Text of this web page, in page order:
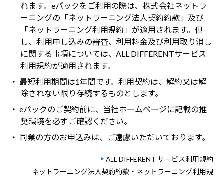
れます。eパックをご利用の際は、株式会社ネットラ
ーニングの「ネットラーニング法人契約約款」及び
「ネットラーニング利用規約」が適用されます。但
し、利用申し込みの審査、利用料金及び利用取り消し
に関する事項については、ALL DIFFERENTサービス
利用規約が適用されます。
・ 最短利用期間は1年間です。利用契約は、解約又は解
除されない限り存続するものとします。
・ eパックのご契約前に、当社ホームページに記載の推
奨環境を必ずご確認ください。
・ 同業の方のお申込みは、ご遠慮いただいております。
ALL DIFFERENT サービス利用規約
ネットラーニング法人契約約款・ネットラーニング利用規